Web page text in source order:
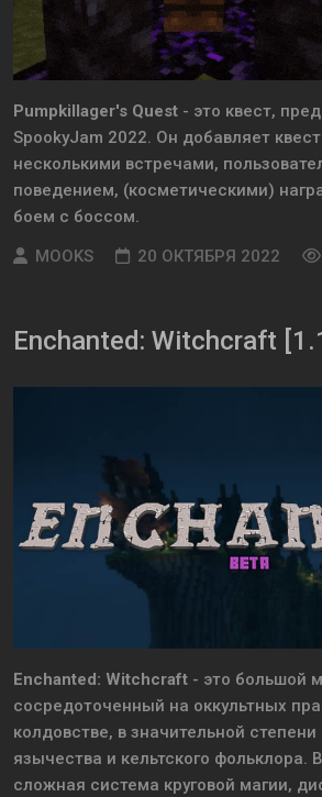
Pumpkillager's Quest - это квест,
SpookyJam 2022. Он добавляет
несколькими встречами,
поведением, (косметическими)
боем с боссом.
MOOKS
20 ОКТЯБРЯ 2022
Enchanted: Witchcraft
Enchanted: Witchcraft - это большой
сосредоточенный на оккультных
колдовстве, в значительной
язычества и кельтского фольклора.
сложная система круговой магии,